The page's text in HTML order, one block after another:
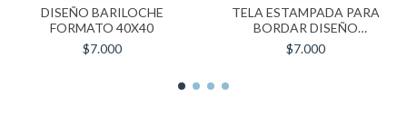
DISEÑO BARILOCHE
FORMATO 40X40
$7.000
TELA ESTAMPADA PARA
BORDAR DISEÑO
PORTUGAL | FORMATO
40X40
$7.000